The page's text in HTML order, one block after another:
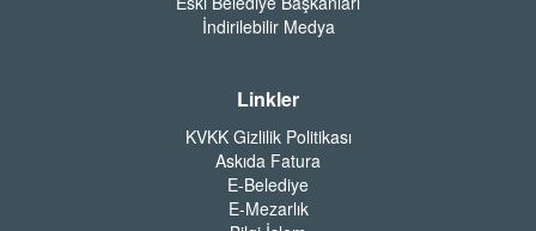
İndirilebilir Medya
Linkler
KVKK Gizlilik Politikası
Askıda Fatura
E-Belediye
E-Mezarlık